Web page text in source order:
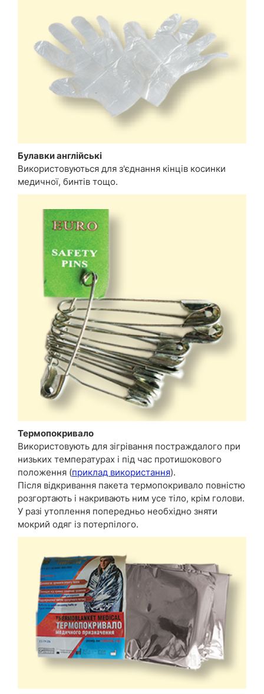
Булавки англійські
Використовуються для з'єднання кінців косинки
медичної, бинтів тощо.
Термопокривало
Використовують для зігрівання постраждалого при
низьких температурах і під час протишокового
положення (приклад використання).
Після відкривання пакета термопокривало повністю
розгортають і накривають ним усе тіло, крім голови.
У разі утоплення попередньо необхідно зняти
мокрий одяг із потерпілого.